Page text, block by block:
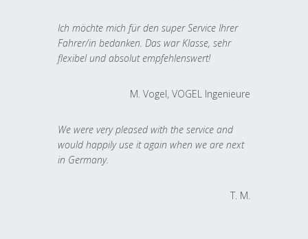
Ich möchte mich für den super Service Ihrer
Fahrer/in bedanken. Das war Klasse, sehr
flexibel und absolut empfehlenswert!
M. Vogel, VOGEL Ingenieure
We were very pleased with the service and
would happily use it again when we are next
in Germany.
T. M.